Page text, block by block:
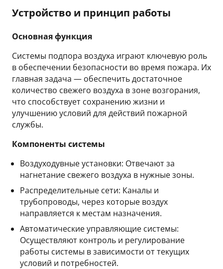
Устройство и принцип работы
Основная функция
Системы подпора воздуха играют ключевую роль
в обеспечении безопасности во время пожара. Их
главная задача — обеспечить достаточное
количество свежего воздуха в зоне возгорания,
что способствует сохранению жизни и
улучшению условий для действий пожарной
службы.
Компоненты системы
Воздуходувные установки: Отвечают за
нагнетание свежего воздуха в нужные зоны.
Распределительные сети: Каналы и
трубопроводы, через которые воздух
направляется к местам назначения.
Автоматические управляющие системы:
Осуществляют контроль и регулирование
работы системы в зависимости от текущих
условий и потребностей.